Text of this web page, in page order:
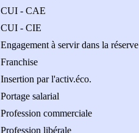
CUI - CAE
CUI - CIE
Engagement à servir dans la réserve
Franchise
Insertion par l'activ.éco.
Portage salarial
Profession commerciale
Profession libérale